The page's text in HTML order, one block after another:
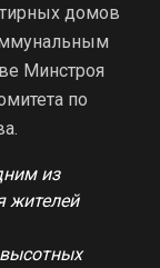
домов
Минстроя
по
из
жителей